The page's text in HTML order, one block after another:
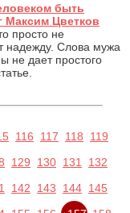
быть
Максим Цветков
просто не
надежду. Слова мужа
не дает простого
116 117 118
119
129 130 131
132
142 143 144 145